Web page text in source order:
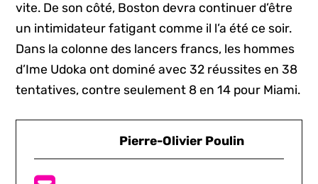
vite. De son côté, Boston devra continuer d’être
un intimidateur fatigant comme il l’a été ce soir.
Dans la colonne des lancers francs, les hommes
d’Ime Udoka ont dominé avec 32 réussites en 38
tentatives, contre seulement 8 en 14 pour Miami.
Pierre-Olivier Poulin